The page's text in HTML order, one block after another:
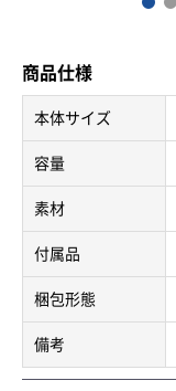
商品仕様
本体サイズ
容量
素材
付属品
梱包形態
備考